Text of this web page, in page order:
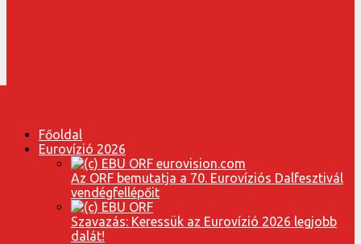
Főoldal
Eurovízió 2026
Az ORF bemutatja a 70. Eurovíziós Dalfesztivál
vendégfellépőit
Szavazás: Keressük az Eurovízió 2026 legjobb
dalát!